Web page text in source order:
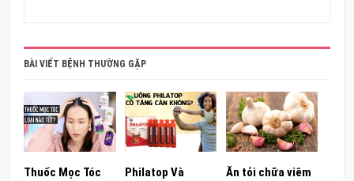
BÀI VIẾT BỆNH THƯỜNG GẶP
Thuốc Mọc Tóc
Philatop Và
Ăn tỏi chữa viêm